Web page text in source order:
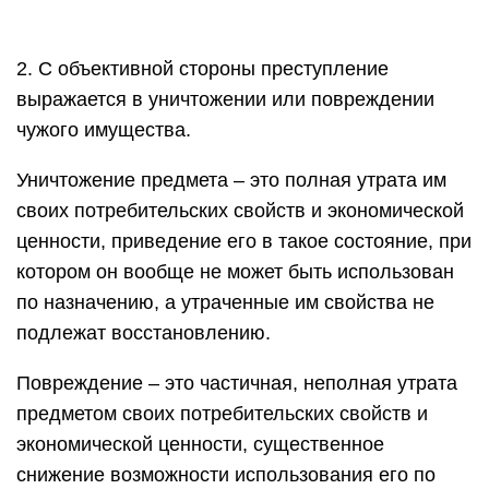
2. С объективной стороны преступление
выражается в уничтожении или повреждении
чужого имущества.
Уничтожение предмета – это полная утрата им
своих потребительских свойств и экономической
ценности, приведение его в такое состояние, при
котором он вообще не может быть использован
по назначению, а утраченные им свойства не
подлежат восстановлению.
Повреждение – это частичная, неполная утрата
предметом своих потребительских свойств и
экономической ценности, существенное
снижение возможности использования его по